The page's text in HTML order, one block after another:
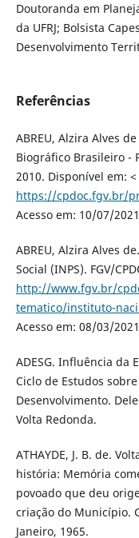
Doutoranda em
da UFRJ; Bolsista
Desenvolvimento
Referências
ABREU, Alzira Alves
Biográfico Brasileiro -
2010. Disponível em: <
https://cpdoc.fgv.br/
Acesso em: 10/07/
ABREU, Alzira Alves
Social (INPS). FGV/
http://www.fgv.br/
tematico/instituto-
Acesso em: 08/03/
ADESG. Influência da
Ciclo de Estudos
Desenvolvimento.
Volta Redonda.
ATHAYDE, J. B. de.
história: Memória
povoado que deu
criação do Município.
Janeiro, 1965.